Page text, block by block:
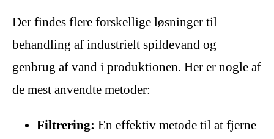
Der findes flere forskellige løsninger til
behandling af industrielt spildevand og
genbrug af vand i produktionen. Her er nogle af
de mest anvendte metoder:
Filtrering: En effektiv metode til at fjerne